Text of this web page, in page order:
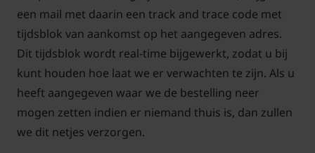
worden?
monnikspeper kunt u het beste vroeg in het
voorjaar of net na de winter terug snoeien. In het
voorjaar loopt de plant dan weer uit met een
lichtpaars bladkleur.
een mail met daarin een track and trace code met
tijdsblok van aankomst op het aangegeven adres.
Dit tijdsblok wordt real-time bijgewerkt, zodat u bij
kunt houden hoe laat we er verwachten te zijn. Als u
heeft aangegeven waar we de bestelling neer
mogen zetten indien er niemand thuis is, dan zullen
we dit netjes verzorgen.